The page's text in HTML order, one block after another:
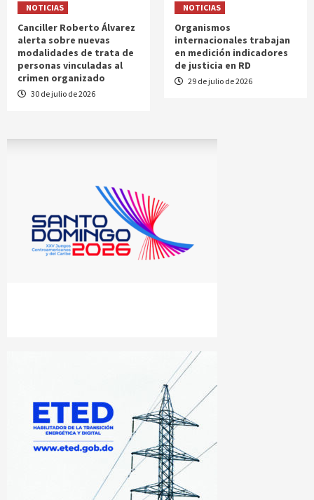
NOTICIAS
Canciller Roberto Álvarez
alerta sobre nuevas
modalidades de trata de
personas vinculadas al
crimen organizado
30 de julio de 2026
NOTICIAS
Organismos
internacionales trabajan
en medición indicadores
de justicia en RD
29 de julio de 2026